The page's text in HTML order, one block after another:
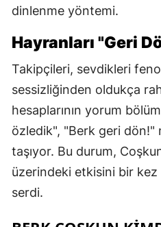
dinlenme yöntemi.
Hayranları "Geri
Takipçileri, sevdikleri
sessizliğinden oldukça
hesaplarının yorum
özledik", "Berk geri dön!"
taşıyor. Bu durum,
üzerindeki etkisini bir
serdi.